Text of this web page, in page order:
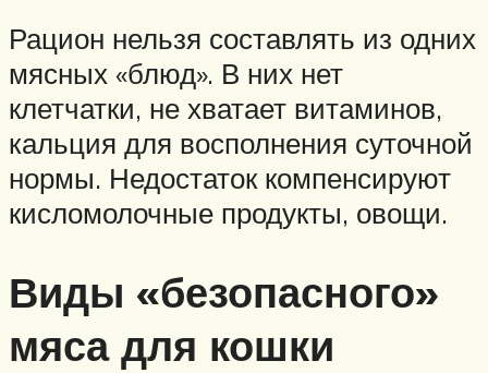
Рацион нельзя составлять из одних
мясных «блюд». В них нет
клетчатки, не хватает витаминов,
кальция для восполнения суточной
нормы. Недостаток компенсируют
кисломолочные продукты, овощи.
Виды «безопасного»
мяса для кошки